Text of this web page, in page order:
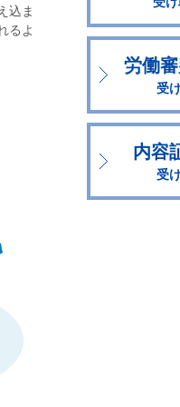
込ま
るよ
労働
受
内容
受